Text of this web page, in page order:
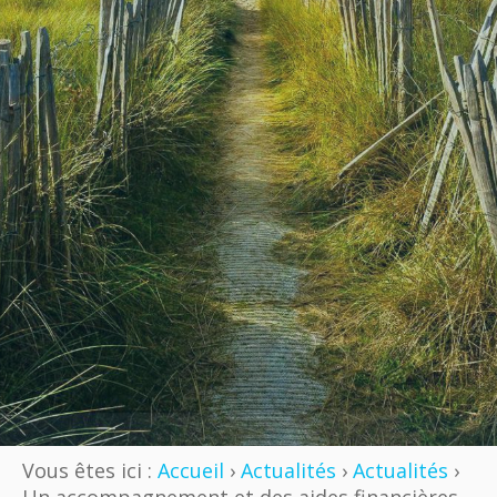
Vous êtes ici : Accueil › Actualités › Actualités ›